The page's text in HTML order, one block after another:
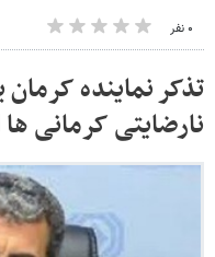
۰ نفر
تذکر نماینده
نارضایتی کرمانی